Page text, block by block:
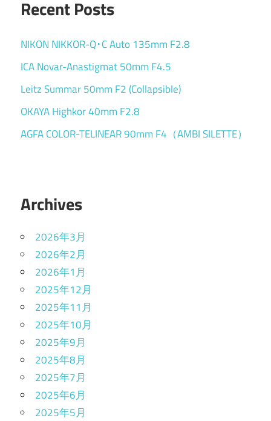
Recent Posts
NIKON NIKKOR-Q･C Auto 135mm F2.8
ICA Novar-Anastigmat 50mm F4.5
Leitz Summar 50mm F2 (Collapsible)
OKAYA Highkor 40mm F2.8
AGFA COLOR-TELINEAR 90mm F4（AMBI SILETTE）
Archives
2026年3月
2026年2月
2026年1月
2025年12月
2025年11月
2025年10月
2025年9月
2025年8月
2025年7月
2025年6月
2025年5月